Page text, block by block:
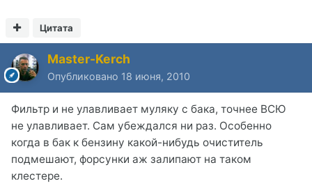
Цитата
Master-Kerch
Опубликовано 18 июня, 2010
Фильтр и не улавливает муляку с бака, точнее ВСЮ
не улавливает. Сам убеждался ни раз. Особенно
когда в бак к бензину какой-нибудь очиститель
подмешают, форсунки аж залипают на таком
клестере.